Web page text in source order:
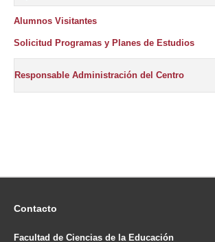
Alumnos Visitantes
Solicitud Programas y Planes de Estudios
Responsable Administración del Centro
Contacto
Facultad de Ciencias de la Educación